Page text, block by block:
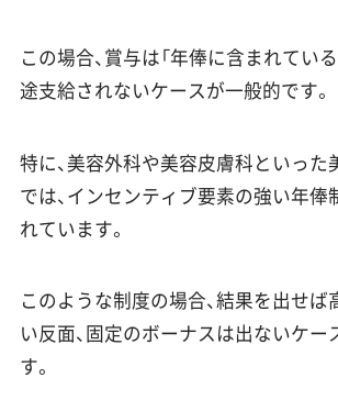
この場合、賞与は「年俸に含まれてい
途支給されないケースが一般的です。
特に、美容外科や美容皮膚科といった
では、インセンティブ要素の強い年俸
れています。
このような制度の場合、結果を出せ
い反面、固定のボーナスは出ないケー
す。